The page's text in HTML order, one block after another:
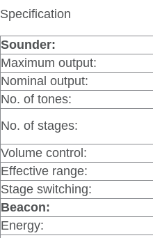
Specification
Sounder:
Maximum output:
Nominal output:
No. of tones:
No. of stages:
Volume control:
Effective range:
Stage switching:
Beacon:
Energy: